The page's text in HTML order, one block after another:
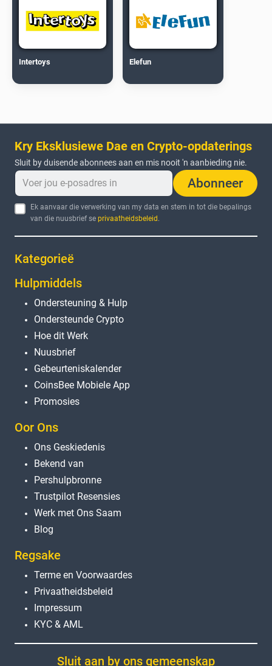
Intertoys Elefun
Kry Eksklusiewe Dae en Crypto-opdaterings
Sluit by duisende abonnees aan en mis nooit 'n aanbieding nie.
Abonneer
Ek aanvaar die verwerking van my data en stem in tot die bepalings
van die nuusbrief seprivaatheidsbeleid.
Kategorieë
Hulpmiddels
Ondersteuning & Hulp
Ondersteunde Crypto
Hoe dit Werk
Nuusbrief
Gebeurteniskalender
CoinsBee Mobiele App
Promosies
Oor Ons
Ons Geskiedenis
Bekend van
Pershulpbronne
Trustpilot Resensies
Werk met Ons Saam
Blog
Regsake
Terme en Voorwaardes
Privaatheidsbeleid
Impressum
KYC & AML
Sluit aan by ons gemeenskap